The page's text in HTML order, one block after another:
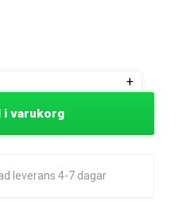
+
i varukorg
leverans 4-7 dagar